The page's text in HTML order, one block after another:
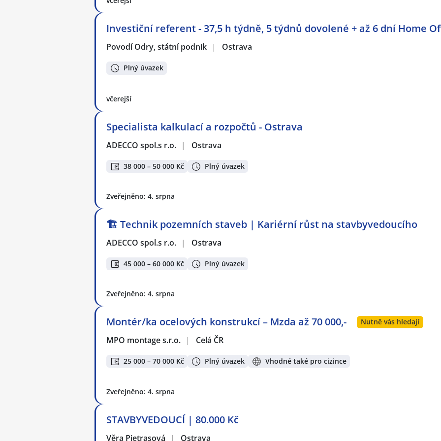
Investiční referent - 37,5 h týdně, 5 týdnů dovolené + až 6 dní Home
Povodí Odry, státní podnik | Ostrava
Plný úvazek
včerejší
Specialista kalkulací a rozpočtů - Ostrava
ADECCO spol.s r.o. | Ostrava
38 000 – 50 000 Kč Plný úvazek
Zveřejněno: 4. srpna
🏗️ Technik pozemních staveb | Kariérní růst na stavbyvedoucího
ADECCO spol.s r.o. | Ostrava
45 000 – 60 000 Kč Plný úvazek
Zveřejněno: 4. srpna
Montér/ka ocelových konstrukcí – Mzda až 70 000,- Nutně vás hledají
MPO montage s.r.o. | Celá ČR
25 000 – 70 000 Kč Plný úvazek Vhodné také pro cizince
Zveřejněno: 4. srpna
STAVBYVEDOUCÍ | 80.000 Kč
Věra Pietrasová | Ostrava